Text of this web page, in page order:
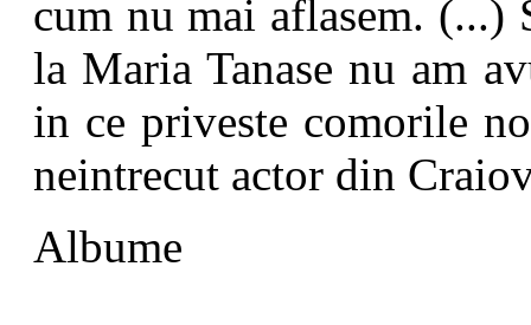
cum nu mai aflasem. (...)
la Maria Tanase nu am
in ce priveste comorile
neintrecut actor din
Albume